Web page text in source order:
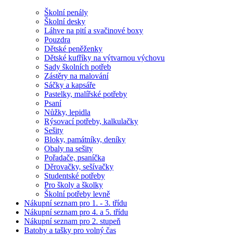
Školní penály
Školní desky
Láhve na pití a svačinové boxy
Pouzdra
Dětské peněženky
Dětské kufříky na výtvarnou výchovu
Sady školních potřeb
Zástěry na malování
Sáčky a kapsáře
Pastelky, malířské potřeby
Psaní
Nůžky, lepidla
Rýsovací potřeby, kalkulačky
Sešity
Bloky, památníky, deníky
Obaly na sešity
Pořadače, psaníčka
Děrovačky, sešívačky
Studentské potřeby
Pro školy a školky
Školní potřeby levně
Nákupní seznam pro 1. - 3. třídu
Nákupní seznam pro 4. a 5. třídu
Nákupní seznam pro 2. stupeň
Batohy a tašky pro volný čas